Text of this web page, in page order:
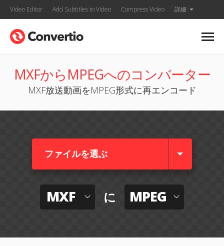
Video Editor Add Subtitles to Video Compress Video 詳細
MXFからMPEGへのコンバーター
MXF放送動画をMPEG形式に再エンコード
ファイルを選ぶ
MXF に MPEG